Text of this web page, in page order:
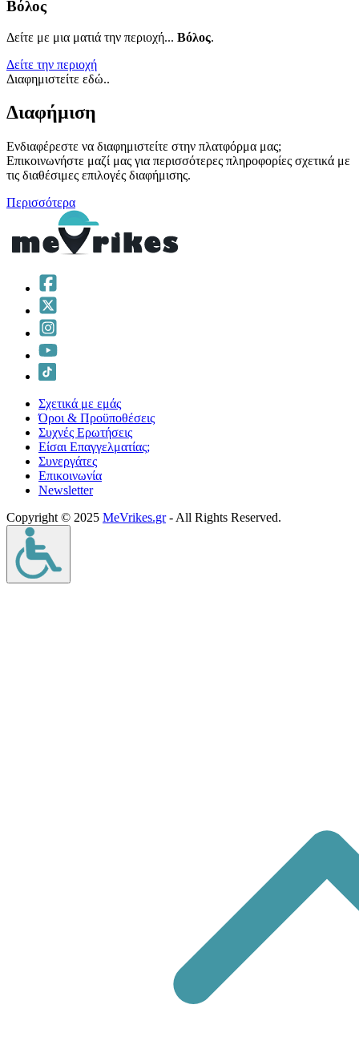
Βόλος
Δείτε με μια ματιά την περιοχή... Βόλος.
Δείτε την περιοχή
Διαφημιστείτε εδώ..
Διαφήμιση
Ενδιαφέρεστε να διαφημιστείτε στην πλατφόρμα μας;
Επικοινωνήστε μαζί μας για περισσότερες πληροφορίες σχετικά με
τις διαθέσιμες επιλογές διαφήμισης.
Περισσότερα
Σχετικά με εμάς
Όροι & Προϋποθέσεις
Συχνές Ερωτήσεις
Είσαι Επαγγελματίας;
Συνεργάτες
Επικοινωνία
Νewsletter
Copyright © 2025 MeVrikes.gr- All Rights Reserved.